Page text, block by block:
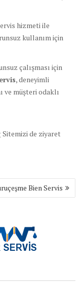
hizmeti ile
kullanım için
çalışması için
, deneyimli
ve müşteri odaklı
Sitemizi de ziyaret
Bien Servis